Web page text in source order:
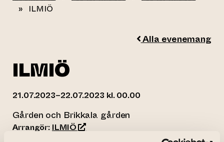
»
ILMIÖ
Alla evenemang
ILMIÖ
21.07.2023–22.07.2023 kl. 00.00
Gården och Brikkala gården
Arrangör: ILMIÖ(leder till annan webbtjänst)